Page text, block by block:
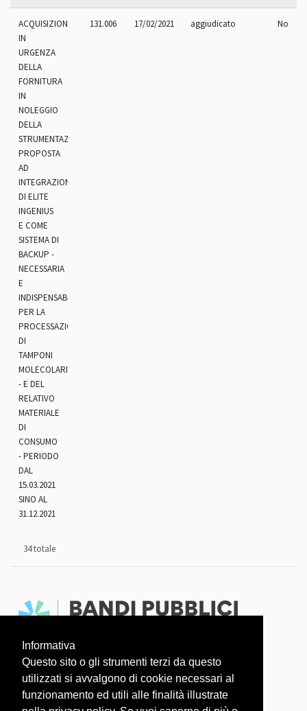
Informativa
Questo sito o gli strumenti terzi da questo
utilizzati si avvalgono di cookie necessari al
funzionamento ed utili alle finalità illustrate
ACQUISIZIONE
IN
URGENZA
DELLA
FORNITURA
IN
NOLEGGIO
DELLA
STRUMENTAZIONE
PROPOSTA
AD
INTEGRAZIONE
DI ELITE
INGENIUS
E COME
SISTEMA DI
BACKUP -
NECESSARIA
E
INDISPENSABILE
PER LA
PROCESSAZIONE
DI
TAMPONI
MOLECOLARI
- E DEL
RELATIVO
MATERIALE
DI
CONSUMO
- PERIODO
DAL
15.03.2021
SINO AL
31.12.2021
131.006 17/02/2021 aggiudicato No
34 totale
Faq Dati aperti
L'OSSERVATORIO COVID-19 È UN PROGETTO